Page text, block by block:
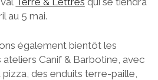
au 5 mai.
également bientôt les
Canif & Barbotine, avec
pizza, des enduits terre-paille,